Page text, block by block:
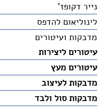
נייר דקופז'
לינוליאום להדפס
מדבקות ועיטורים
עיטורים ליצירות
עיטורים מעץ
מדבקות לעיצוב
מדבקות סול ולבד